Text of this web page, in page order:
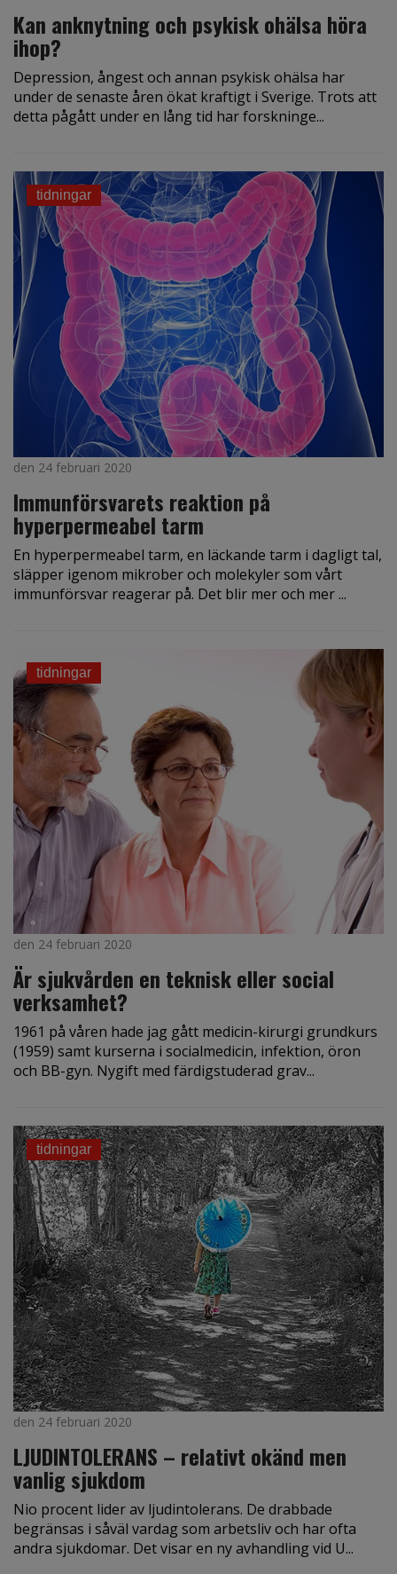
Kan anknytning och psykisk ohälsa höra
ihop?
Depression, ångest och annan psykisk ohälsa har
under de senaste åren ökat kraftigt i Sverige. Trots att
detta pågått under en lång tid har forskninge...
tidningar
den 24 februari 2020
Immunförsvarets reaktion på
hyperpermeabel tarm
En hyperpermeabel tarm, en läckande tarm i dagligt tal,
släpper igenom mikrober och molekyler som vårt
immunförsvar reagerar på. Det blir mer och mer ...
tidningar
den 24 februari 2020
Är sjukvården en teknisk eller social
verksamhet?
1961 på våren hade jag gått medicin-kirurgi grundkurs
(1959) samt kurserna i socialmedicin, infektion, öron
och BB-gyn. Nygift med färdigstuderad grav...
tidningar
den 24 februari 2020
LJUDINTOLERANS – relativt okänd men
vanlig sjukdom
Nio procent lider av ljudintolerans. De drabbade
begränsas i såväl vardag som arbetsliv och har ofta
andra sjukdomar. Det visar en ny avhandling vid U...